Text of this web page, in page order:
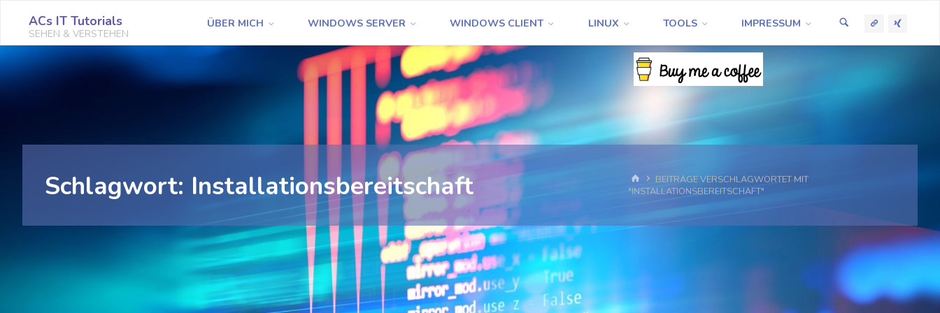
springen
ACs IT Tutorials
SEHEN & VERSTEHEN
ÜBER MICH WINDOWS SERVER WINDOWS CLIENT LINUX TOOLS IMPRESSUM
Schlagwort: Installationsbereitschaft START
BEITRÄGE VERSCHLAGWORTET MIT
"INSTALLATIONSBEREITSCHAFT"